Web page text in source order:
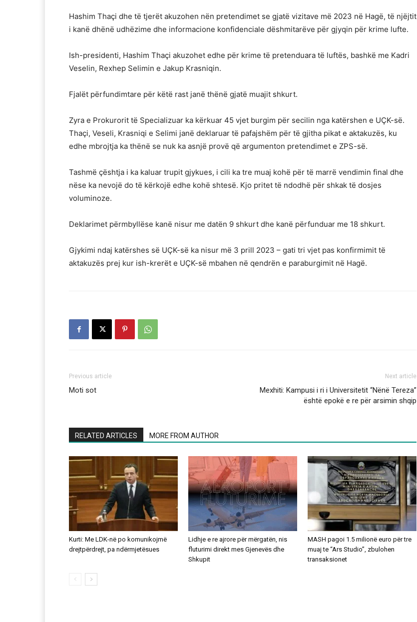
Hashim Thaçi dhe të tjerët akuzohen nën pretendimet se gjatë vizitave më 2023 në Hagë, të njëjtit
i kanë dhënë udhëzime dhe informacione konfidenciale dëshmitarëve për gjyqin për krime lufte.
Ish-presidenti, Hashim Thaçi akuzohet edhe për krime të pretenduara të luftës, bashkë me Kadri
Veselin, Rexhep Selimin e Jakup Krasniqin.
Fjalët përfundimtare për këtë rast janë thënë gjatë muajit shkurt.
Zyra e Prokurorit të Specializuar ka kërkuar 45 vjet burgim për secilin nga katërshen e UÇK-së.
Thaçi, Veseli, Krasniqi e Selimi janë deklaruar të pafajshëm për të gjitha pikat e aktakuzës, ku
edhe mbrojtja ka thënë se nuk ka asnjë provë që argumenton pretendimet e ZPS-së.
Tashmë çështja i ka kaluar trupit gjykues, i cili ka tre muaj kohë për të marrë vendimin final dhe
nëse ka nevojë do të kërkojë edhe kohë shtesë. Kjo pritet të ndodhë për shkak të dosjes
voluminoze.
Deklarimet përmbyllëse kanë nisur me datën 9 shkurt dhe kanë përfunduar me 18 shkurt.
Gjykimi ndaj katërshes së UÇK-së ka nisur më 3 prill 2023 – gati tri vjet pas konfirmimit të
aktakuzës prej kur ish-krerët e UÇK-së mbahen në qendrën e paraburgimit në Hagë.
Previous article
Moti sot
Next article
Mexhiti: Kampusi i ri i Universitetit “Nënë Tereza”
është epokë e re për arsimin shqip
RELATED ARTICLES MORE FROM AUTHOR
Kurti: Me LDK-në po komunikojmë
drejtpërdrejt, pa ndërmjetësues
Lidhje e re ajrore për mërgatën, nis
fluturimi direkt mes Gjenevës dhe
Shkupit
MASH pagoi 1.5 milionë euro për tre
muaj te “Ars Studio”, zbulohen
transaksionet